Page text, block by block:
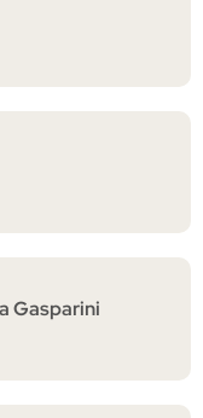
Gasparini